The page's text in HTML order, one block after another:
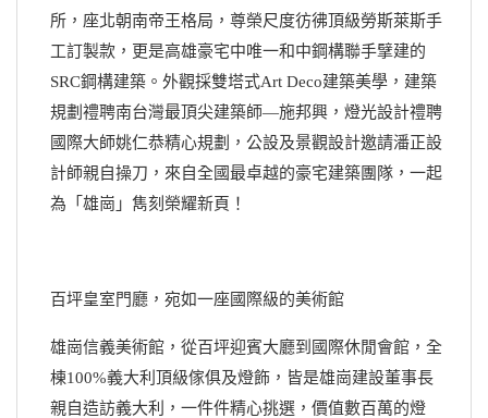
所，座北朝南帝王格局，尊榮尺度彷彿頂級勞斯萊斯手
工訂製款，更是高雄豪宅中唯一和中鋼構聯手擘建的
SRC鋼構建築。外觀採雙塔式Art Deco建築美學，建築
規劃禮聘南台灣最頂尖建築師—施邦興，燈光設計禮聘
國際大師姚仁恭精心規劃，公設及景觀設計邀請潘正設
計師親自操刀，來自全國最卓越的豪宅建築團隊，一起
為「雄崗」雋刻榮耀新頁！
百坪皇室門廳，宛如一座國際級的美術館
雄崗信義美術館，從百坪迎賓大廳到國際休閒會館，全
棟100%義大利頂級傢俱及燈飾，皆是雄崗建設董事長
親自造訪義大利，一件件精心挑選，價值數百萬的燈